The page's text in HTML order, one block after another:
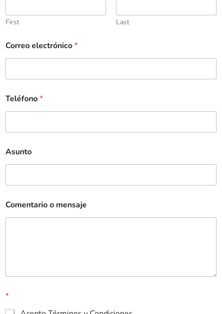
First Last
Correo electrónico*
Teléfono*
Asunto
Comentario o mensaje
*